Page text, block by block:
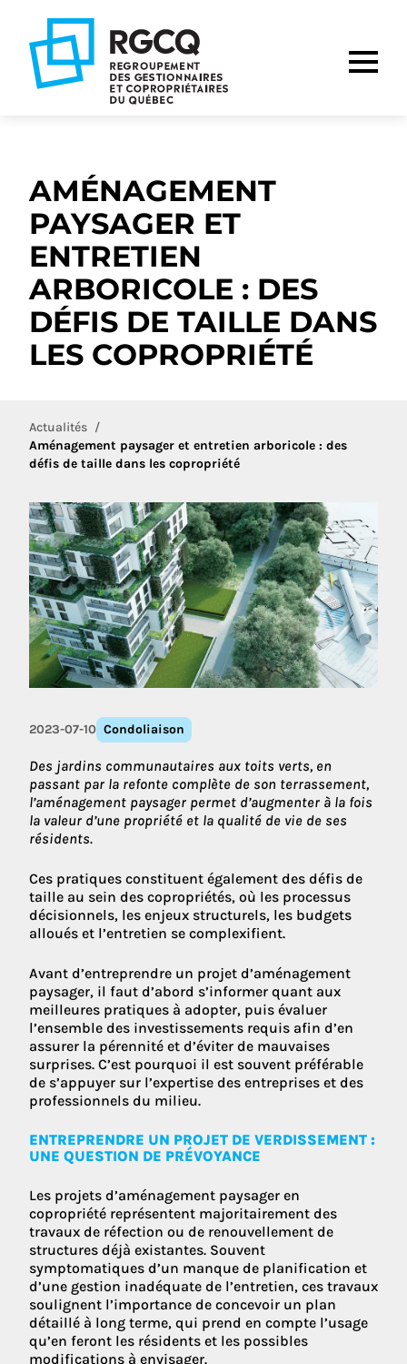
navigation
principale
contenu
AMÉNAGEMENT
PAYSAGER ET
ENTRETIEN
ARBORICOLE : DES
DÉFIS DE TAILLE DANS
LES COPROPRIÉTÉ
Actualités
Aménagement paysager et entretien arboricole : des
défis de taille dans les copropriété
2023-07-10 Condoliaison
Des jardins communautaires aux toits verts, en
passant par la refonte complète de son terrassement,
l’aménagement paysager permet d’augmenter à la fois
la valeur d’une propriété et la qualité de vie de ses
résidents.
Ces pratiques constituent également des défis de
taille au sein des copropriétés, où les processus
décisionnels, les enjeux structurels, les budgets
alloués et l’entretien se complexifient.
Avant d’entreprendre un projet d’aménagement
paysager, il faut d’abord s’informer quant aux
meilleures pratiques à adopter, puis évaluer
l’ensemble des investissements requis afin d’en
assurer la pérennité et d’éviter de mauvaises
surprises. C’est pourquoi il est souvent préférable
de s’appuyer sur l’expertise des entreprises et des
professionnels du milieu.
ENTREPRENDRE UN PROJET DE VERDISSEMENT :
UNE QUESTION DE PRÉVOYANCE
Les projets d’aménagement paysager en
copropriété représentent majoritairement des
travaux de réfection ou de renouvellement de
structures déjà existantes. Souvent
symptomatiques d’un manque de planification et
d’une gestion inadéquate de l’entretien, ces travaux
soulignent l’importance de concevoir un plan
détaillé à long terme, qui prend en compte l’usage
qu’en feront les résidents et les possibles
modifications à envisager.